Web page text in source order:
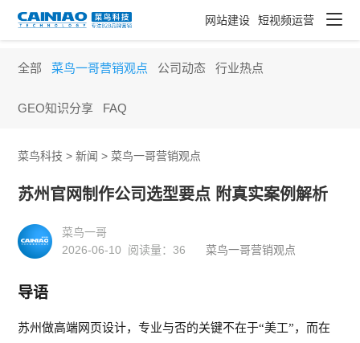
网站建设 短视频运营
全部 菜鸟一哥营销观点 公司动态 行业热点
GEO知识分享 FAQ
菜鸟科技 >新闻 >菜鸟一哥营销观点
苏州官网制作公司选型要点 附真实案例解析
菜鸟一哥
2026-06-10 阅读量： 36 菜鸟一哥营销观点
导语
苏州做高端网页设计，专业与否的关键不在于“美工”，而在